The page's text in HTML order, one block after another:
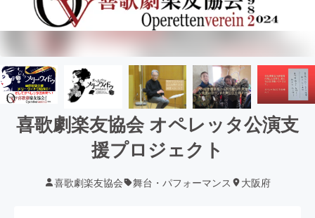
喜歌劇楽友協会 オペレッタ公演支
援プロジェクト
喜歌劇楽友協会 舞台・パフォーマンス 大阪府